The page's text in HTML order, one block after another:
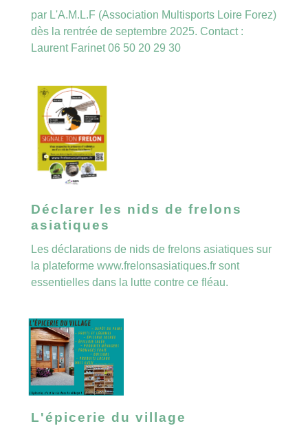
par L'A.M.L.F (Association Multisports Loire Forez)
dès la rentrée de septembre 2025. Contact :
Laurent Farinet 06 50 20 29 30
Déclarer les nids de frelons
asiatiques
Les déclarations de nids de frelons asiatiques sur
la plateforme www.frelonsasiatiques.fr sont
essentielles dans la lutte contre ce fléau.
L'épicerie du village